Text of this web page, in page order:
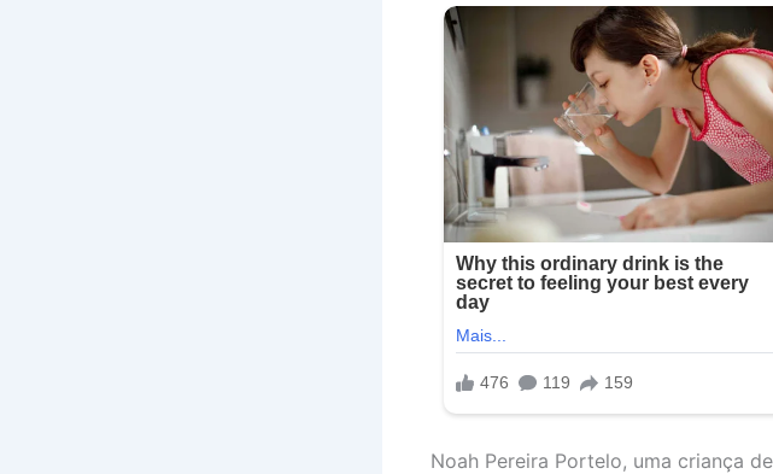
Noah Pereira Portelo, uma criança